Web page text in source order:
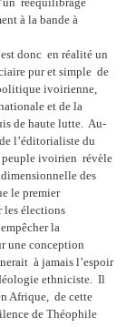
à la bande à
donc en réalité un
pur et simple de
ivoirienne,
et de la
de haute lutte. Au-
l’éditorialiste du
peuple ivoirien révèle
des
le premier
élections
la
une conception
à jamais l’espoir
ethniciste. Il
Afrique, de cette
de Théophile